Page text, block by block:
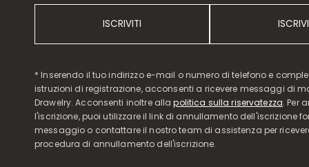
ISCRIVITI
* Inserendo il tuo indirizzo e-mail o numero di telefono e
istruzioni di registrazione, acconsenti a ricevere messaggi di
Drawelry. Acconsenti inoltre allapolitica sulla riservatezza. Per
l'iscrizione, puoi utilizzare il link di annullamento dell'iscrizione
messaggio o contattare il nostro team di assistenza per
procedura di annullamento dell'iscrizione.